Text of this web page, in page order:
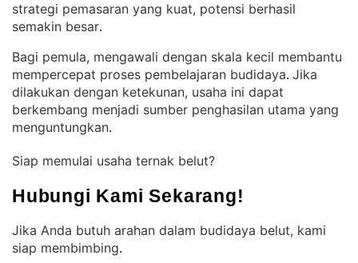
strategi pemasaran yang kuat, potensi berhasil
semakin besar.
Bagi pemula, mengawali dengan skala kecil membantu
mempercepat proses pembelajaran budidaya. Jika
dilakukan dengan ketekunan, usaha ini dapat
berkembang menjadi sumber penghasilan utama yang
menguntungkan.
Siap memulai usaha ternak belut?
Hubungi Kami Sekarang!
Jika Anda butuh arahan dalam budidaya belut, kami
siap membimbing.